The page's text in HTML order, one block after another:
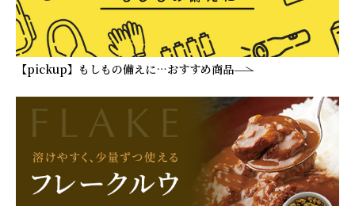
【pickup】もしもの備えに…おすすめ商品